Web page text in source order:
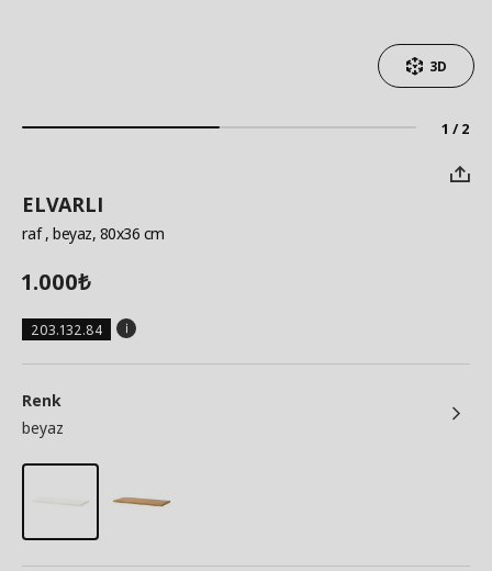
1 / 2
3D
ELVARLI
raf, beyaz, 80x36 cm
1.000₺
203.132.84
Renk
beyaz